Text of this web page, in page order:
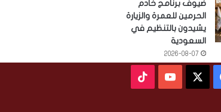
ضيوف برنامج خادم
الحرمين للعمرة والزيارة
يشيدون بالتنظيم في
السعودية
2026-08-07
فيسبوك
‫X
‫YouTube
‫TikTok